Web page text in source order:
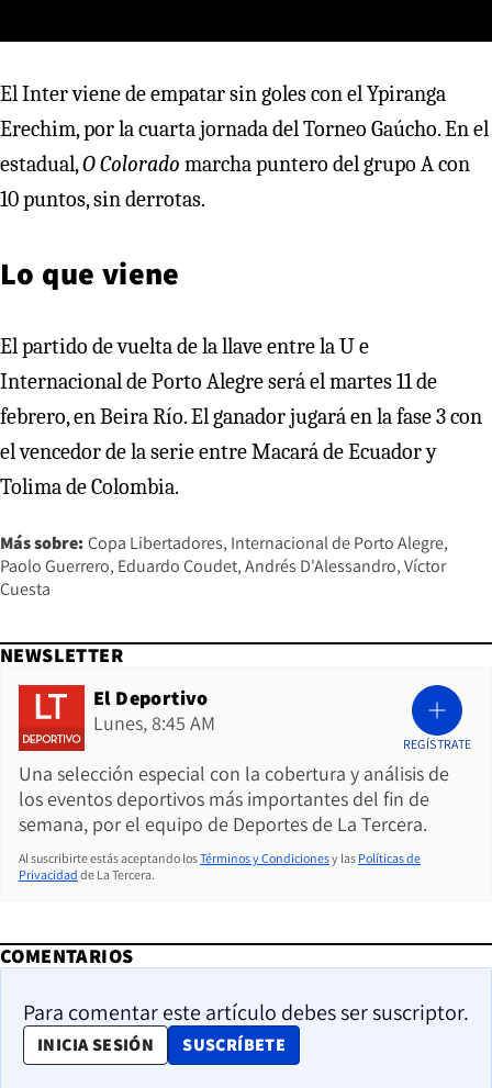
El Inter viene de empatar sin goles con el Ypiranga
Erechim, por la cuarta jornada del Torneo Gaúcho. En el
estadual,O Colorado marcha puntero del grupo A con
10 puntos, sin derrotas.
Lo que viene
El partido de vuelta de la llave entre la U e
Internacional de Porto Alegre será el martes 11 de
febrero, en Beira Río. El ganador jugará en la fase 3 con
el vencedor de la serie entre Macará de Ecuador y
Tolima de Colombia.
Más sobre: Copa Libertadores Internacional de Porto Alegre
Paolo Guerrero Eduardo Coudet Andrés D'Alessandro Víctor
Cuesta
NEWSLETTER
El Deportivo
Lunes, 8:45 AM
Una selección especial con la cobertura y análisis de
los eventos deportivos más importantes del fin de
semana, por el equipo de Deportes de La Tercera.
REGÍSTRATE
Al suscribirte estás aceptando losTérminos y Condicionesy las Políticas de
Privacidad de La Tercera.
COMENTARIOS
Para comentar este artículo debes ser suscriptor.
INICIA SESIÓN SUSCRÍBETE
OPENS IN NEW WINDOW